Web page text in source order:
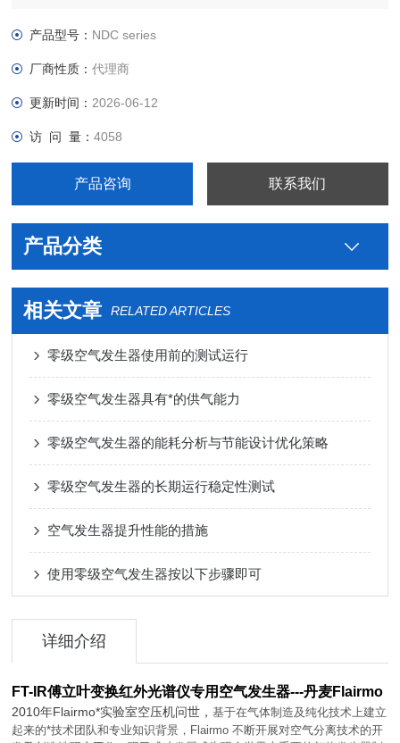
机，配套FT-IR傅立叶变换红外光谱仪。
产品型号： NDC series
厂商性质：代理商
更新时间： 2026-06-12
访 问 量：4058
产品咨询 联系我们
产品分类
相关文章 RELATED ARTICLES
零级空气发生器使用前的测试运行
零级空气发生器具有*的供气能力
零级空气发生器的能耗分析与节能设计优化策略
零级空气发生器的长期运行稳定性测试
空气发生器提升性能的措施
使用零级空气发生器按以下步骤即可
详细介绍
FT-IR傅立叶变换红外光谱仪专用空气发生器---丹麦Flairmo
2010年Flairmo*实验室空压机问世，基于在气体制造及纯化技术上建立
起来的*技术团队和专业知识背景， Flairmo不断开展对空气分离技术的开